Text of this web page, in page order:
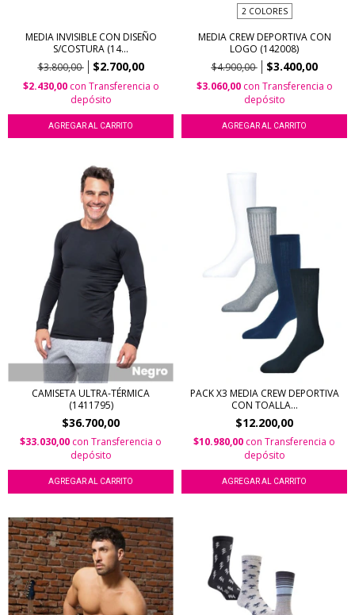
MEDIA INVISIBLE CON DISEÑO
S/COSTURA (14...
$3.800,00
$2.700,00
$2.430,00 con Transferencia o
depósito
AGREGAR AL CARRITO
2 COLORES
MEDIA CREW DEPORTIVA CON
LOGO (142008)
$4.900,00
$3.400,00
$3.060,00 con Transferencia o
depósito
AGREGAR AL CARRITO
CAMISETA ULTRA-TÉRMICA
(1411795)
$36.700,00
$33.030,00 con Transferencia o
depósito
AGREGAR AL CARRITO
PACK X3 MEDIA CREW DEPORTIVA
CON TOALLA...
$12.200,00
$10.980,00 con Transferencia o
depósito
AGREGAR AL CARRITO